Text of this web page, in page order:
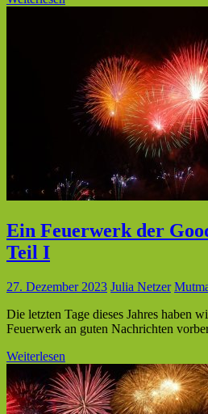
Ein Feuerwerk der
Teil I
27. Dezember 2023 Julia Netzer
Die letzten Tage dieses Jahres haben
Feuerwerk an guten Nachrichten
Weiterlesen